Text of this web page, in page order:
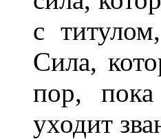
с
Сила,
пор,
уходит